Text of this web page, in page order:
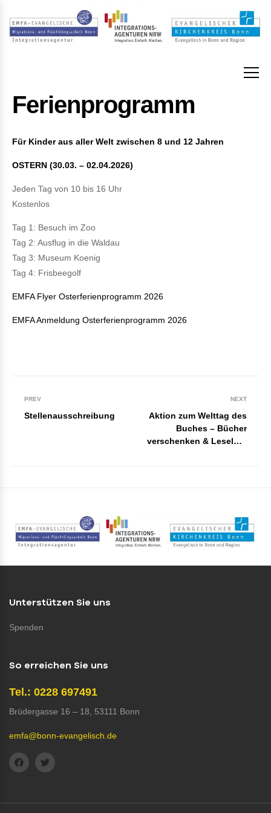
Ferienprogramm
Für Kinder aus aller Welt zwischen 8 und 12 Jahren
OSTERN (30.03. – 02.04.2026)
Jeden Tag von 10 bis 16 Uhr
Kostenlos
Tag 1: Besuch im Zoo
Tag 2: Ausflug in die Waldau
Tag 3: Museum Koenig
Tag 4: Frisbeegolf
EMFA Flyer Osterferienprogramm 2026
EMFA Anmeldung Osterferienprogramm 2026
PREV
Stellenausschreibung
NEXT
Aktion zum Welttag des
Buches – Bücher
verschenken & Leselust
Unterstützen Sie uns
Spenden
So erreichen Sie uns
Tel.: 0228 697491
Brüdergasse 16 – 18, 53111 Bonn
emfa@bonn-evangelisch.de